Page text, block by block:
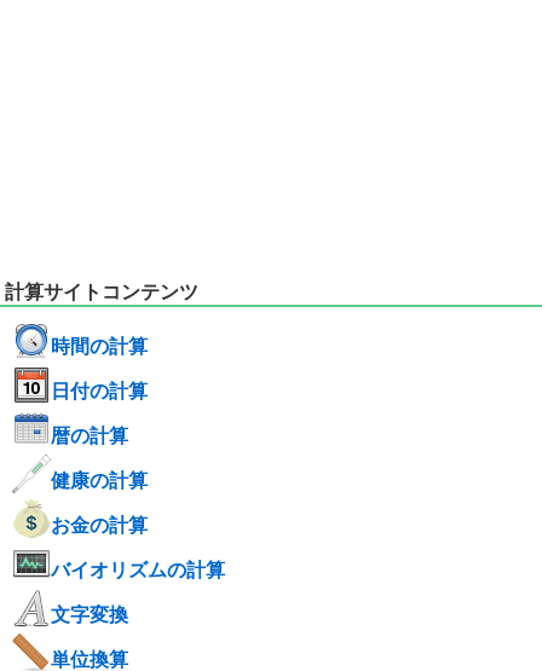
計算サイトコンテンツ
時間の計算
日付の計算
暦の計算
健康の計算
お金の計算
バイオリズムの計算
文字変換
単位換算